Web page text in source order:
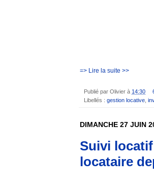
=> Lire la suite >>
Publié par Olivier à 14:30
Libellés : gestion locative
DIMANCHE 27 JUIN
Suivi
locataire